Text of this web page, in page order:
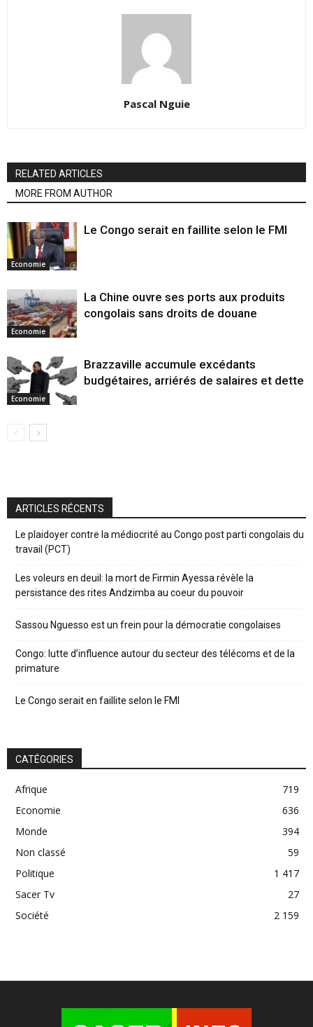
Pascal Nguie
RELATED ARTICLES
MORE FROM AUTHOR
Economie
Le Congo serait en faillite selon le FMI
Economie
La Chine ouvre ses ports aux produits
congolais sans droits de douane
Economie
Brazzaville accumule excédants
budgétaires, arriérés de salaires et dette
ARTICLES RÉCENTS
Le plaidoyer contre la médiocrité au Congo post parti congolais du
travail (PCT)
Les voleurs en deuil: la mort de Firmin Ayessa révèle la
persistance des rites Andzimba au coeur du pouvoir
Sassou Nguesso est un frein pour la démocratie congolaises
Congo: lutte d’influence autour du secteur des télécoms et de la
primature
Le Congo serait en faillite selon le FMI
CATÉGORIES
Afrique
719
Economie
636
Monde
394
Non classé
59
Politique
1 417
Sacer Tv
27
Société
2 159